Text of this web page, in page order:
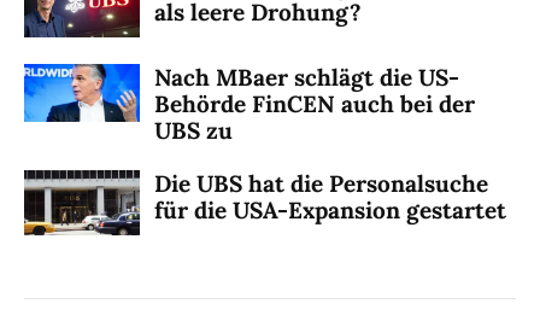
als leere Drohung?
Nach MBaer schlägt die US-
Behörde FinCEN auch bei der
UBS zu
Die UBS hat die Personalsuche
für die USA-Expansion gestartet